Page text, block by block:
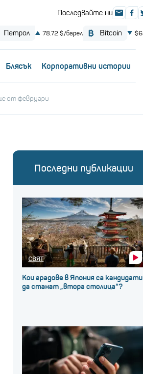
Блясък Корпоративни истории
от февруари
Последни публикации
СВЯТ
Кои градове в Япония са кандидати
да станат „втора столица“?